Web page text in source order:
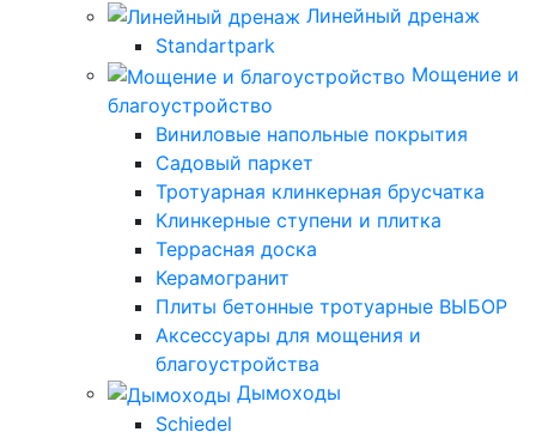
Линейный дренаж
Standartpark
Мощение и
благоустройство
Виниловые напольные покрытия
Садовый паркет
Тротуарная клинкерная брусчатка
Клинкерные ступени и плитка
Террасная доска
Керамогранит
Плиты бетонные тротуарные ВЫБОР
Аксессуары для мощения и
благоустройства
Дымоходы
Schiedel